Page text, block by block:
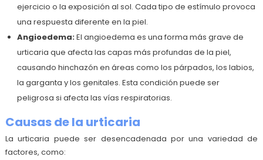
ejercicio o la exposición al sol. Cada tipo de estímulo provoca
una respuesta diferente en la piel.
Angioedema:El angioedema es una forma más grave de
urticaria que afecta las capas más profundas de la piel,
causando hinchazón en áreas como los párpados, los labios,
la garganta y los genitales. Esta condición puede ser
peligrosa si afecta las vías respiratorias.
Causas de la urticaria
La urticaria puede ser desencadenada por una variedad de
factores, como: